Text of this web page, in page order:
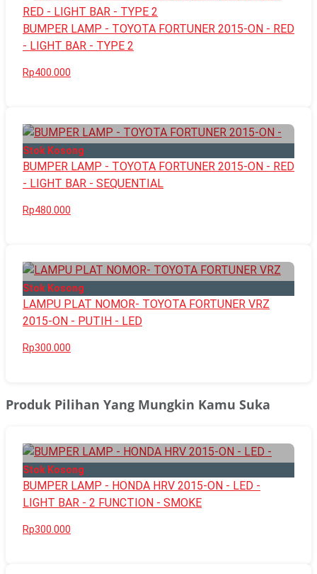
BUMPER LAMP - TOYOTA FORTUNER 2015-ON - RED
- LIGHT BAR - TYPE 2
Rp400.000
Stok Kosong
BUMPER LAMP - TOYOTA FORTUNER 2015-ON - RED
- LIGHT BAR - SEQUENTIAL
Rp480.000
Stok Kosong
LAMPU PLAT NOMOR- TOYOTA FORTUNER VRZ
2015-ON - PUTIH - LED
Rp300.000
Produk Pilihan Yang Mungkin Kamu Suka
Stok Kosong
BUMPER LAMP - HONDA HRV 2015-ON - LED -
LIGHT BAR - 2 FUNCTION - SMOKE
Rp300.000